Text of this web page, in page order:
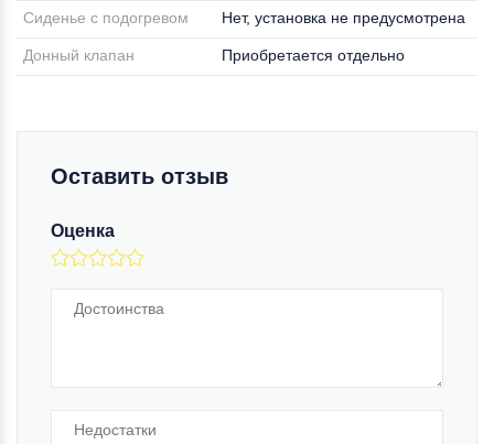
Сиденье с подогревом Нет, установка не предусмотрена
Донный клапан Приобретается отдельно
Оставить отзыв
Оценка